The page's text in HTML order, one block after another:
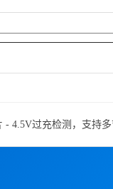
- 4.5V过充检测，支持